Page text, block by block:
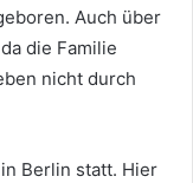
Auch über
die Familie
nicht durch
Berlin statt. Hier